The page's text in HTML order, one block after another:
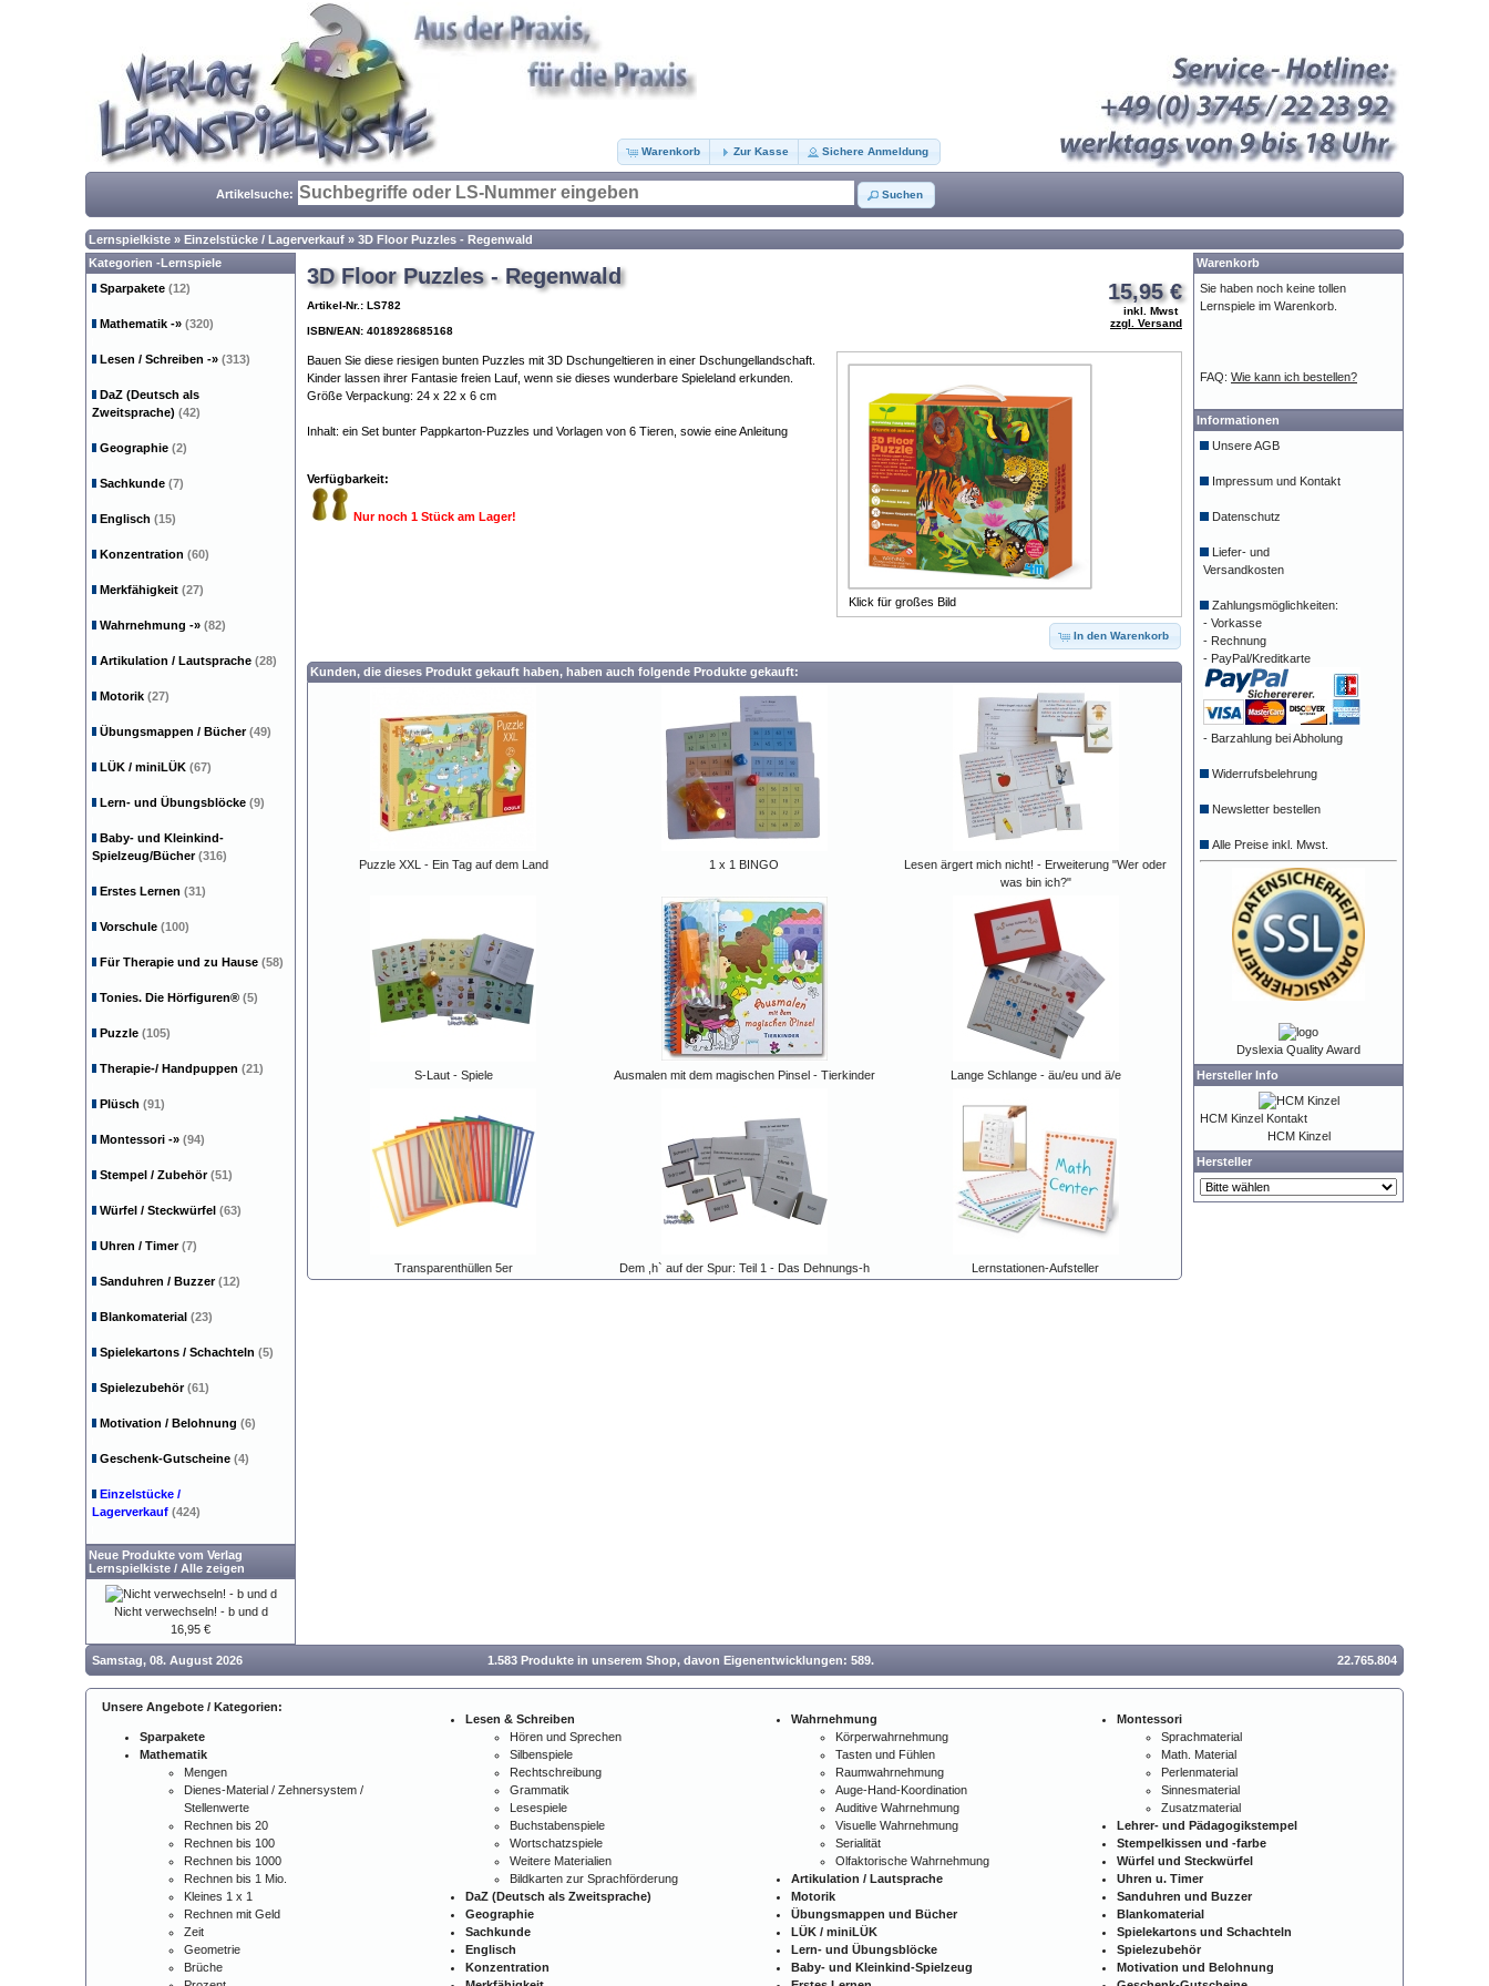
Warenkorb Zur Kasse Sichere Anmeldung
Artikelsuche: Suchen
Lernspielkiste » Einzelstücke / Lagerverkauf » 3D Floor Puzzles - Regenwald
15,95 €
inkl. Mwst
zzgl. Versand
3D Floor Puzzles - Regenwald
Artikel-Nr.: LS782
ISBN/EAN: 4018928685168
Klick für großes Bild
Bauen Sie diese riesigen bunten Puzzles mit 3D Dschungeltieren in einer Dschungellandschaft.
Kinder lassen ihrer Fantasie freien Lauf, wenn sie dieses wunderbare Spieleland erkunden.
Größe Verpackung: 24 x 22 x 6 cm
Inhalt: ein Set bunter Pappkarton-Puzzles und Vorlagen von 6 Tieren, sowie eine Anleitung
Verfügbarkeit:
Nur noch 1 Stück am Lager!
In den Warenkorb
Kunden, die dieses Produkt gekauft haben, haben auch folgende Produkte gekauft:
Puzzle XXL - Ein Tag auf dem Land 1 x 1 BINGO
Lesen ärgert mich nicht! - Erweiterung "Wer oder
was bin ich?"
S-Laut - Spiele Ausmalen mit dem magischen Pinsel - Tierkinder Lange Schlange - äu/eu und ä/e
Transparenthüllen 5er Dem ,h` auf der Spur: Teil 1 - Das Dehnungs-h Lernstationen-Aufsteller
Kategorien -Lernspiele
Sparpakete (12)
Mathematik -» (320)
Lesen / Schreiben -» (313)
DaZ (Deutsch als
Zweitsprache) (42)
Geographie (2)
Sachkunde (7)
Englisch (15)
Konzentration (60)
Merkfähigkeit (27)
Wahrnehmung -» (82)
Artikulation / Lautsprache (28)
Motorik (27)
Übungsmappen / Bücher(49)
LÜK / miniLÜK (67)
Lern- und Übungsblöcke (9)
Baby- und Kleinkind-
Spielzeug/Bücher(316)
Erstes Lernen (31)
Vorschule (100)
Für Therapie und zu Hause (58)
Tonies. Die Hörfiguren® (5)
Puzzle (105)
Therapie-/ Handpuppen (21)
Plüsch (91)
Montessori -» (94)
Stempel / Zubehör(51)
Würfel / Steckwürfel (63)
Uhren / Timer(7)
Sanduhren / Buzzer(12)
Blankomaterial (23)
Spielekartons / Schachteln (5)
Spielezubehör(61)
Motivation / Belohnung (6)
Geschenk-Gutscheine (4)
Einzelstücke /
Lagerverkauf (424)
Neue Produkte vom Verlag
Lernspielkiste / Alle zeigen
Nicht verwechseln! - b und d
16,95 €
Warenkorb
Sie haben noch keine tollen
Lernspiele im Warenkorb.
FAQ: Wie kann ich bestellen?
Informationen
Unsere AGB
Impressum und Kontakt
Datenschutz
Liefer- und
Versandkosten
Zahlungsmöglichkeiten:
- Vorkasse
- Rechnung
- PayPal/Kreditkarte
- Barzahlung bei Abholung
Widerrufsbelehrung
Newsletter bestellen
Alle Preise inkl. Mwst.
Dyslexia Quality Award
Hersteller Info
HCM Kinzel Kontakt
HCM Kinzel
Hersteller
Samstag, 08. August 2026 1.583 Produkte in unserem Shop, davon Eigenentwicklungen: 589. 22.765.804
Unsere Angebote / Kategorien:
Sparpakete
Mathematik
Mengen
Dienes-Material / Zehnersystem /
Stellenwerte
Rechnen bis 20
Rechnen bis 100
Rechnen bis 1000
Rechnen bis 1 Mio.
Kleines 1 x 1
Rechnen mit Geld
Zeit
Geometrie
Brüche
Lesen & Schreiben
Hören und Sprechen
Silbenspiele
Rechtschreibung
Grammatik
Lesespiele
Buchstabenspiele
Wortschatzspiele
Weitere Materialien
Bildkarten zur Sprachförderung
DaZ (Deutsch als Zweitsprache)
Geographie
Sachkunde
Englisch
Konzentration
Wahrnehmung
Körperwahrnehmung
Tasten und Fühlen
Raumwahrnehmung
Auge-Hand-Koordination
Auditive Wahrnehmung
Visuelle Wahrnehmung
Serialität
Olfaktorische Wahrnehmung
Artikulation / Lautsprache
Motorik
Übungsmappen und Bücher
LÜK / miniLÜK
Lern- und Übungsblöcke
Baby- und Kleinkind-Spielzeug
Montessori
Sprachmaterial
Math. Material
Perlenmaterial
Sinnesmaterial
Zusatzmaterial
Lehrer- und Pädagogikstempel
Stempelkissen und -farbe
Würfel und Steckwürfel
Uhren u. Timer
Sanduhren und Buzzer
Blankomaterial
Spielekartons und Schachteln
Spielezubehör
Motivation und Belohnung